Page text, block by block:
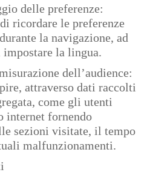
delle preferenze:
ricordare le preferenze
la navigazione, ad
impostare la lingua.
dell’audience:
attraverso dati raccolti
come gli utenti
internet fornendo
sezioni visitate, il tempo
malfunzionamenti.